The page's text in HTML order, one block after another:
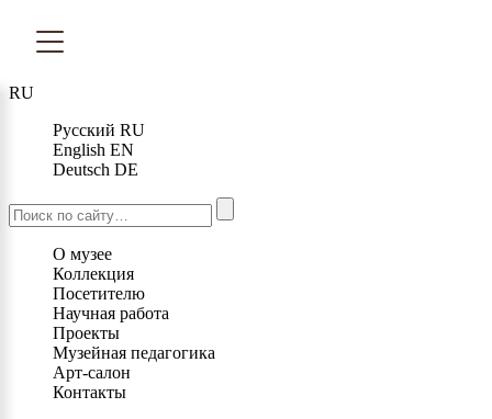
RU
Русский RU
English EN
Deutsch DE
О музее
Коллекция
Посетителю
Научная работа
Проекты
Музейная педагогика
Арт-салон
Контакты